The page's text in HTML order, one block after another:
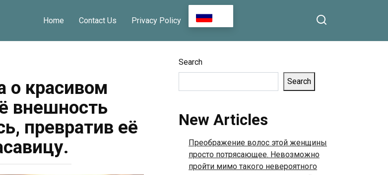
Home Contact Us Privacy Policy
о красивом
внешность
превратив её
Search
Search
New Articles
Преображение волос этой женщины
просто потрясающее. Невозможно
пройти мимо такого невероятного
Word,’ Breaking Down